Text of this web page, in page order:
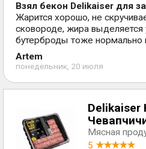
Взял бекон Delikaiser для
Жарится хорошо, не
сковороде, жира
бутерброды тоже нормально
Artem
понедельник, 20 июля
Delikaiser
Мясная
5